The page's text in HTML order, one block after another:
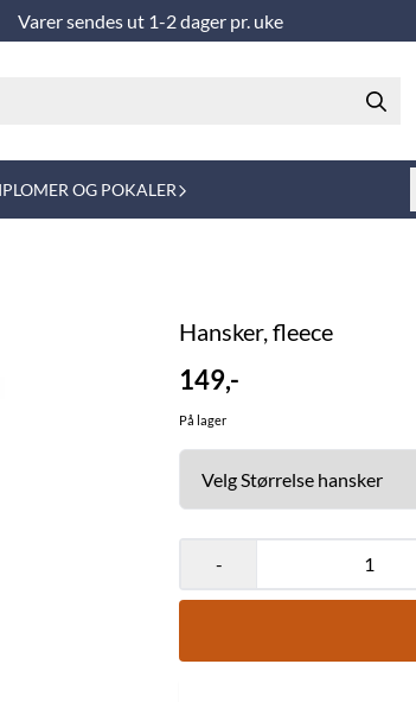
Varer sendes ut 1-2 dager pr. uke
OG POKALER
Hansker, fleece
149,-
På lager
-